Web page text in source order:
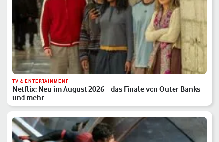
TV & ENTERTAINMENT
Netflix: Neu im August 2026 – das Finale von Outer Banks
und mehr